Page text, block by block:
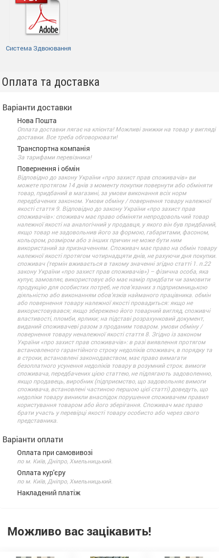
Система Здвоювання
Оплата та доставка
Варіанти доставки
Нова Пошта
Оплата доставки лягає на клієнта! Можливі знижки на товар у вигляді
доставки. Все треба обговорювати!
Транспортна компанія
За тарифами перевізника!
Повернення і обмін
Відповідно до закону України «про захист прав споживачів» ви
можете протягом 14 днів з моменту покупки повернути або обміняти
товар, придбаний в магазині, за умови виконання всіх норм
передбачених законом. Умови обміну / повернення товару належної
якості стаття 9. Відповідно до закону України «про захист прав
споживачів»: споживач має право обміняти непродовольчий товар
належної якості на аналогічний у продавця, у якого він був придбаний,
якщо товар не задовольнив його за формою, габаритами, фасоном,
кольором, розміром або з інших причин не може бути ним
використаний за призначенням. Споживач має право на обмін товару
належної якості протягом чотирнадцяти днів, не рахуючи дня покупки.
споживач (термін вживається в такому значенні згідно статті 1. п.22
закону України «про захист прав споживачів») – фізична особа, яка
купує, замовляє, використовує або має намір придбати чи замовити
продукцію для особистих потреб, не пов’язаних з підприємницькою
діяльністю або виконанням обов’язків найманого працівника. обмін
або повернення товару належної якості провадиться: якщо не
використовувався; якщо збережено його товарний вигляд, споживчі
властивості, пломби, ярлики; на підставі розрахунковий документ,
виданий споживачеві разом з проданим товаром. умови обміну /
повернення товару неналежної якості стаття 8. Згідно із законом
України «про захист прав споживачів»: в разі виявлення протягом
встановленого гарантійного строку недоліків споживач, в порядку та
в строки, встановлені законодавством, має право вимагати
безоплатного усунення недоліків товару в розумний строк. вимоги
споживача, передбачених цією статтею, не підлягають задоволенню,
якщо продавець, виробник (підприємство, що задовольняє вимоги
споживача, встановлені частиною першою цієї статті) доведуть, що
недоліки товару виникли внаслідок порушення споживачем правил
користування товаром або його зберігання. Споживач має право
брати участь у перевірці якості товару особисто або через свого
представника.
Варіанти оплати
Оплата при самовивозі
по м. Київ, Дніпро, Хмельницький.
Оплата кур'єру
по м. Київ, Дніпро, Хмельницький.
Накладений платіж
Можливо вас зацікавить!